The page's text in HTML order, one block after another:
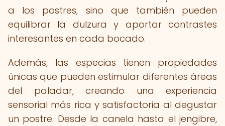
a los postres, sino que también pueden
equilibrar la dulzura y aportar contrastes
interesantes en cada bocado.
Además, las especias tienen propiedades
únicas que pueden estimular diferentes áreas
del paladar, creando una experiencia
sensorial más rica y satisfactoria al degustar
un postre. Desde la canela hasta el jengibre,